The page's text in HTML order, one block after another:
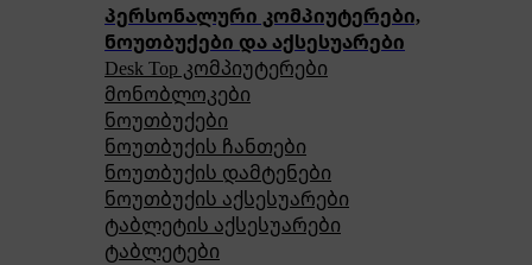
პერსონალური კომპიუტერები,
ნოუთბუქები და აქსესუარები
Desk Top კომპიუტერები
მონობლოკები
ნოუთბუქები
ნოუთბუქის ჩანთები
ნოუთბუქის დამტენები
ნოუთბუქის აქსესუარები
ტაბლეტის აქსესუარები
ტაბლეტები